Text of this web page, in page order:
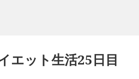
エット生活25日目